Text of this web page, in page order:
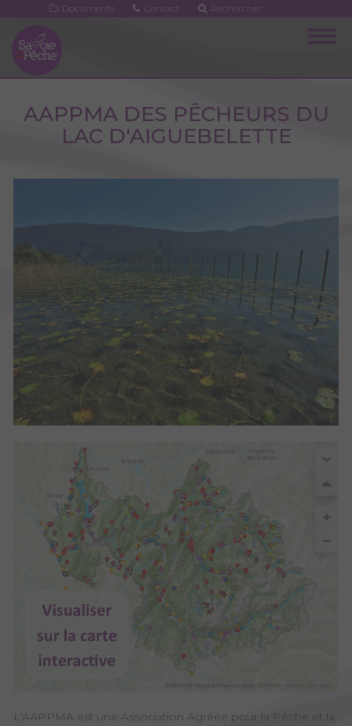
contenu
principal
Documents Contact Rechercher
AAPPMA DES PÊCHEURS DU
LAC D'AIGUEBELETTE
L'AAPPMA est une Association Agréée pour la Pêche et la